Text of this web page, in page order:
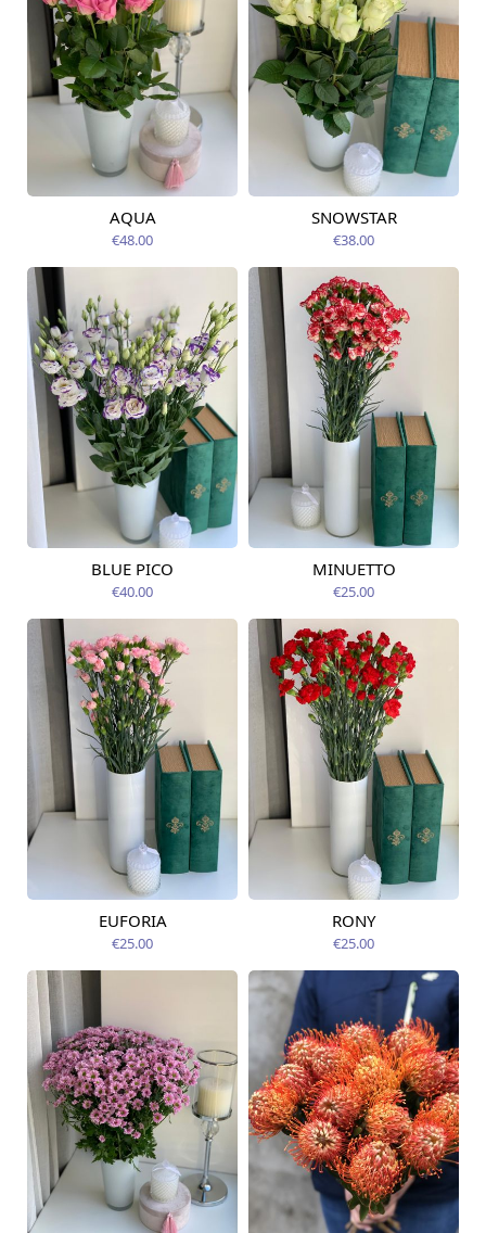
Pieejama no
07.08.2026
AQUA
€48.00
Pieejams šodien
SNOWSTAR
€38.00
Pieejams šodien
BLUE PICO
€40.00
Pieejams šodien
MINUETTO
€25.00
Pieejams šodien
EUFORIA
€25.00
Pieejams šodien
RONY
€25.00